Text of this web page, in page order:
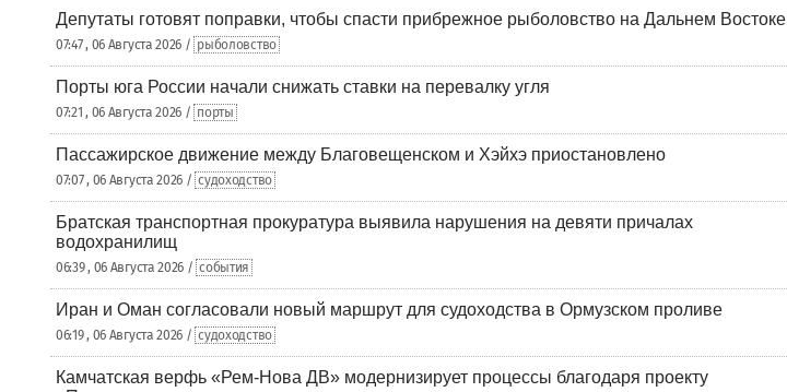
Депутаты готовят поправки, чтобы спасти прибрежное рыболовство на Дальнем Востоке
07:47 , 06 Августа 2026 / рыболовство
Порты юга России начали снижать ставки на перевалку угля
07:21 , 06 Августа 2026 / порты
Пассажирское движение между Благовещенском и Хэйхэ приостановлено
07:07 , 06 Августа 2026 / судоходство
Братская транспортная прокуратура выявила нарушения на девяти причалах
водохранилищ
06:39 , 06 Августа 2026 / события
Иран и Оман согласовали новый маршрут для судоходства в Ормузском проливе
06:19 , 06 Августа 2026 / судоходство
Камчатская верфь «Рем-Нова ДВ» модернизирует процессы благодаря проекту